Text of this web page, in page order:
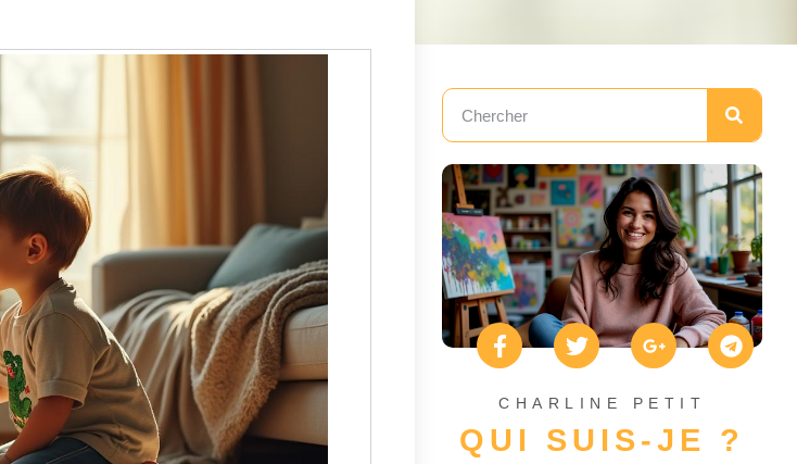
CHARLINE PETIT
QUI SUIS-JE ?